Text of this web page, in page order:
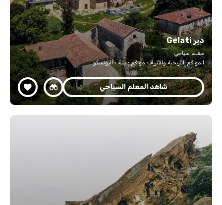
دير Gelati
معلم سياحي
المواقع التاريخية والأثرية · مواقع دينية · اليونسكو
شاهد المعلم السياحي